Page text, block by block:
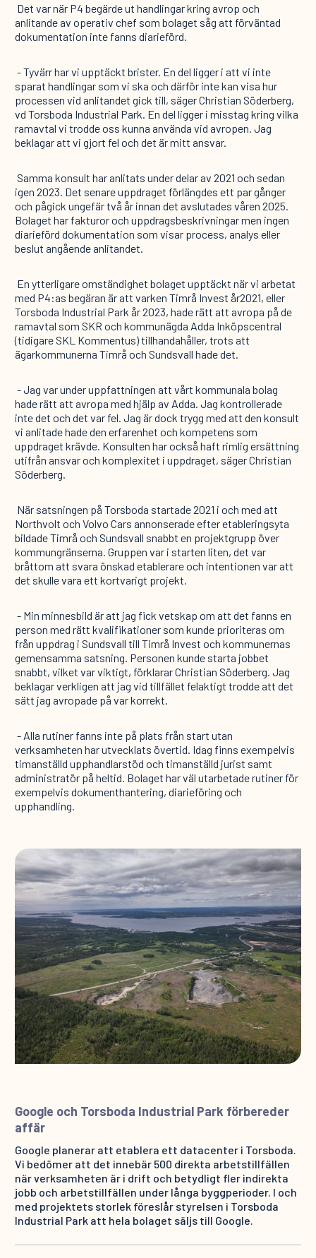
Det var när P4 begärde ut handlingar kring avrop och
anlitande av operativ chef som bolaget såg att förväntad
dokumentation inte fanns diarieförd.
- Tyvärr har vi upptäckt brister. En del ligger i att vi inte
sparat handlingar som vi ska och därför inte kan visa hur
processen vid anlitandet gick till, säger Christian Söderberg,
vd Torsboda Industrial Park. En del ligger i misstag kring vilka
ramavtal vi trodde oss kunna använda vid avropen. Jag
beklagar att vi gjort fel och det är mitt ansvar.
Samma konsult har anlitats under delar av 2021 och sedan
igen 2023. Det senare uppdraget förlängdes ett par gånger
och pågick ungefär två år innan det avslutades våren 2025.
Bolaget har fakturor och uppdragsbeskrivningar men ingen
diarieförd dokumentation som visar process, analys eller
beslut angående anlitandet.
En ytterligare omständighet bolaget upptäckt när vi arbetat
med P4:as begäran är att varken Timrå Invest år2021, eller
Torsboda Industrial Park år 2023, hade rätt att avropa på de
ramavtal som SKR och kommunägda Adda Inköpscentral
(tidigare SKL Kommentus) tillhandahåller, trots att
ägarkommunerna Timrå och Sundsvall hade det.
- Jag var under uppfattningen att vårt kommunala bolag
hade rätt att avropa med hjälp av Adda. Jag kontrollerade
inte det och det var fel. Jag är dock trygg med att den konsult
vi anlitade hade den erfarenhet och kompetens som
uppdraget krävde. Konsulten har också haft rimlig ersättning
utifrån ansvar och komplexitet i uppdraget, säger Christian
Söderberg.
När satsningen på Torsboda startade 2021 i och med att
Northvolt och Volvo Cars annonserade efter etableringsyta
bildade Timrå och Sundsvall snabbt en projektgrupp över
kommungränserna. Gruppen var i starten liten, det var
bråttom att svara önskad etablerare och intentionen var att
det skulle vara ett kortvarigt projekt.
- Min minnesbild är att jag fick vetskap om att det fanns en
person med rätt kvalifikationer som kunde prioriteras om
från uppdrag i Sundsvall till Timrå Invest och kommunernas
gemensamma satsning. Personen kunde starta jobbet
snabbt, vilket var viktigt, förklarar Christian Söderberg. Jag
beklagar verkligen att jag vid tillfället felaktigt trodde att det
sätt jag avropade på var korrekt.
- Alla rutiner fanns inte på plats från start utan
verksamheten har utvecklats övertid. Idag finns exempelvis
timanställd upphandlarstöd och timanställd jurist samt
administratör på heltid. Bolaget har väl utarbetade rutiner för
exempelvis dokumenthantering, diarieföring och
upphandling.
Google och Torsboda Industrial Park förbereder
affär
Google planerar att etablera ett datacenter i Torsboda.
Vi bedömer att det innebär 500 direkta arbetstillfällen
när verksamheten är i drift och betydligt fler indirekta
jobb och arbetstillfällen under långa byggperioder. I och
med projektets storlek föreslår styrelsen i Torsboda
Industrial Park att hela bolaget säljs till Google.